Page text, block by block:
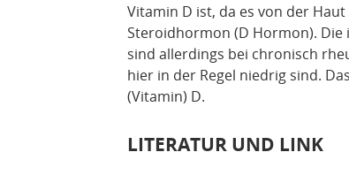
Vitamin D ist, da es von der
Steroidhormon (D Hormon).
sind allerdings bei chronisch
hier in der Regel niedrig sind.
(Vitamin) D.
LITERATUR UND LINK